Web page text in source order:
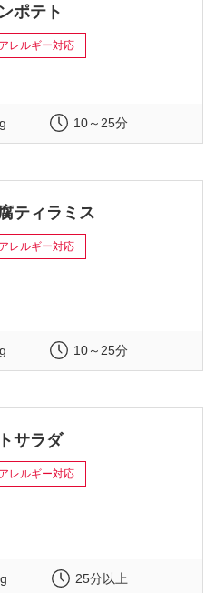
ポテト
レルギー対応
10～25分
ティラミス
レルギー対応
10～25分
サラダ
レルギー対応
25分以上